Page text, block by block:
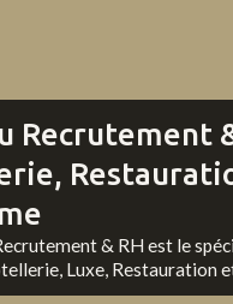
Recrutement
& RH est le
Luxe, Restauration